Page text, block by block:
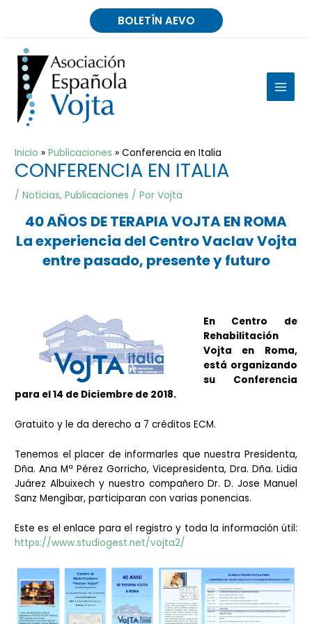
BOLETÍN AEVO
MAIN
Inicio Publicaciones Conferencia en Italia
CONFERENCIA EN ITALIA
/Noticias,Publicaciones / PorVojta
40 AÑOS DE TERAPIA VOJTA EN ROMA
La experiencia del Centro Vaclav Vojta
entre pasado, presente y futuro
En Centro de
Rehabilitación
Vojta en Roma,
está organizando
su Conferencia
para el 14 de Diciembre de 2018.
Gratuito y le da derecho a 7 créditos ECM.
Tenemos el placer de informarles que nuestra Presidenta,
Dña. Ana Mª Pérez Gorricho, Vicepresidenta, Dra. Dña. Lidia
Juárez Albuixech y nuestro compañero Dr. D. Jose Manuel
Sanz Mengibar, participaran con varias ponencias.
Este es el enlace para el registro y toda la información útil:
https://www.studiogest.net/vojta2/